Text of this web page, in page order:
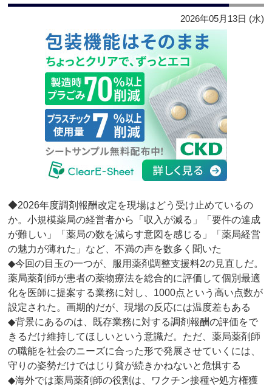
2026年05月13日 (水)
◆2026年度調剤報酬改定を現場はどう受け止めているの
か。小規模薬局の経営者から「収入が減る」「要件の達成
が難しい」「薬局の数を減らす意図を感じる」「薬局経営
の魅力が薄れた」など、不満の声を数多く聞いた
◆今回の目玉の一つが、服用薬剤調整支援料2の見直しだ。
薬局薬剤師が患者の薬物療法を総合的に評価して個別最適
化を医師に提案する業務に対し、1000点という高い点数が
設定された。画期的だが、現場の反応には温度差もある
◆背景にあるのは、既存業務に対する調剤報酬の評価をで
きるだけ維持してほしいという意識だ。ただ、薬局薬剤師
の職能を社会のニーズに合った形で発展させていくには、
守りの姿勢だけではじり貧が続きかねないと危惧する
◆海外では薬局薬剤師の役割は、ワクチン接種や処方権獲